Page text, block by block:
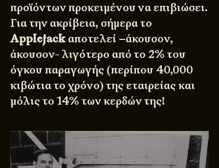
προϊόντων προκειμένου να επιβιώσει.
Για την ακρίβεια, σήμερα το
Applejack αποτελεί –άκουσον,
άκουσον- λιγότερο από το 2% του
όγκου παραγωγής (περίπου 40,000
κιβώτια το χρόνο) της εταιρείας και
μόλις το 14% των κερδών της!